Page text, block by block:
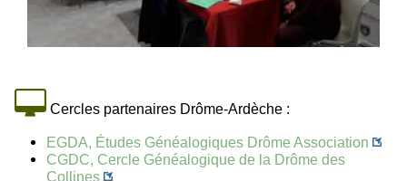
Cercles partenaires Drôme-Ardèche :
EGDA, Études Généalogiques Drôme Association
CGDC, Cercle Généalogique de la Drôme des
Collines